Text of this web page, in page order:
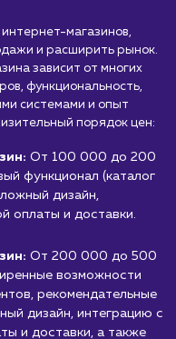
не
Если ваша
или услуг,
может быть
фрилансерам,
продажи